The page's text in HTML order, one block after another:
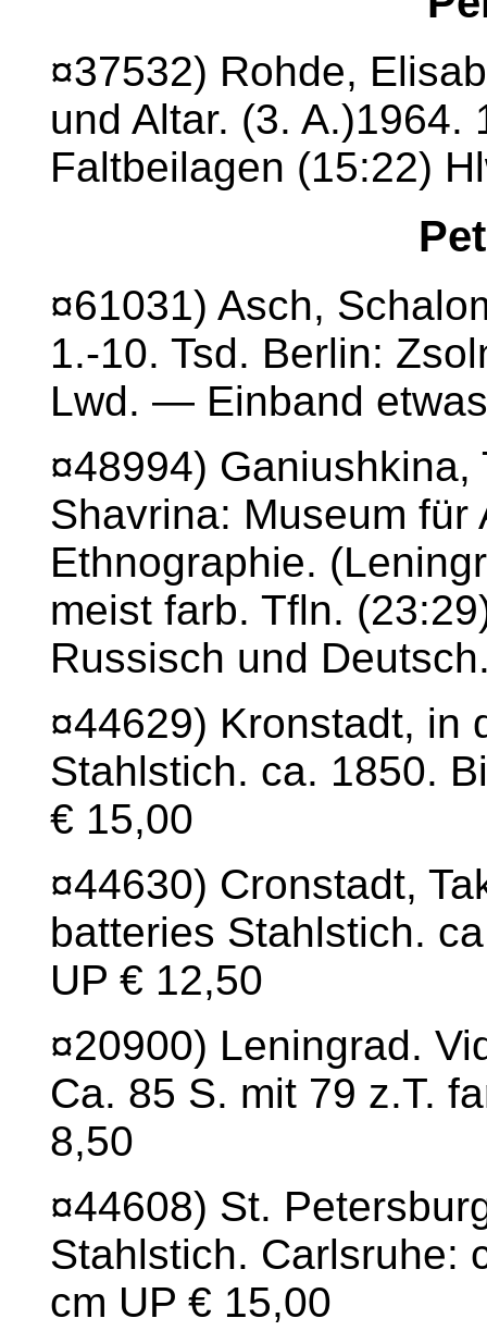
¤37532) Rohde,
und Altar. (3. A.)1964.
Faltbeilagen (15:22)
¤61031) Asch,
1.-10. Tsd. Berlin:
Lwd. — Einband
¤48994)
Shavrina: Museum für
Ethnographie.
meist farb. Tfln.
Russisch und
¤44629) Kronstadt, in
Stahlstich. ca. 1850.
€ 15,00
¤44630) Cronstadt,
batteries Stahlstich.
UP € 12,50
¤20900) Leningrad.
Ca. 85 S. mit 79 z.T.
8,50
¤44608) St.
Stahlstich. Carlsruhe:
cm UP € 15,00